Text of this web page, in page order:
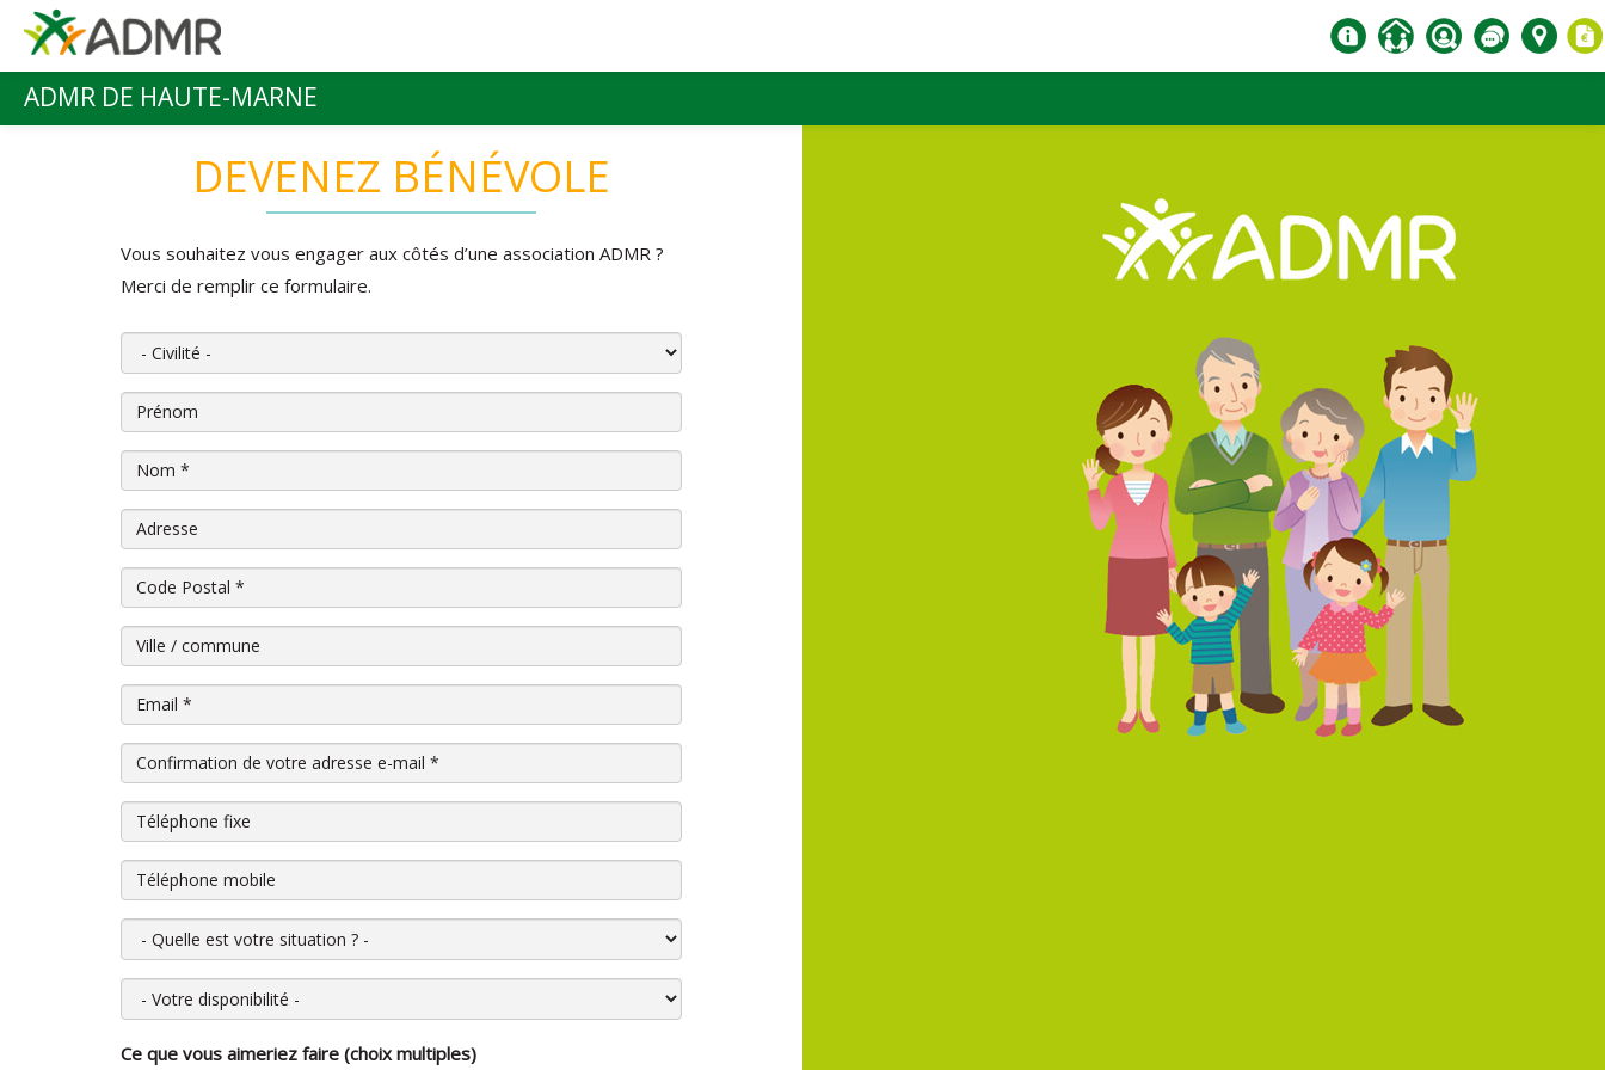
Aller au contenu principal
ADMR DE HAUTE-MARNE
DEVENEZ BÉNÉVOLE
Vous souhaitez vous engager aux côtés d’une association ADMR ?
Merci de remplir ce formulaire.
Civilité
Prénom
Nom*
Adresse
Code Postal*
Ville / commune
Email*
Confirmation de votre adresse e-mail*
Téléphone fixe
Téléphone mobile
Quelle est votre situation ?
Votre disponibilité
Ce que vous aimeriez faire (choix multiples)